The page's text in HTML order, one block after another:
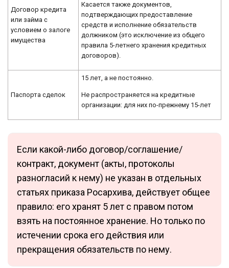
Договор кредита
или займа с
условием о залоге
имущества
Касается также документов,
подтверждающих предоставление
средств и исполнение обязательств
должником (это исключение из общего
правила 5-летнего хранения кредитных
договоров).
Паспорта сделок
15 лет, а не постоянно.
Не распространяется на кредитные
организации: для них по-прежнему 15-лет
Если какой-либо договор/соглашение/
контракт, документ (акты, протоколы
разногласий к нему) не указан в отдельных
статьях приказа Росархива, действует общее
правило: его хранят 5 лет с правом потом
взять на постоянное хранение. Но только по
истечении срока его действия или
прекращения обязательств по нему.